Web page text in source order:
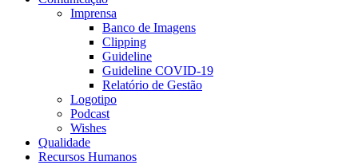
Imprensa
Banco de Imagens
Clipping
Guideline
Guideline COVID-19
Relatório de Gestão
Logotipo
Podcast
Wishes
Qualidade
Recursos Humanos